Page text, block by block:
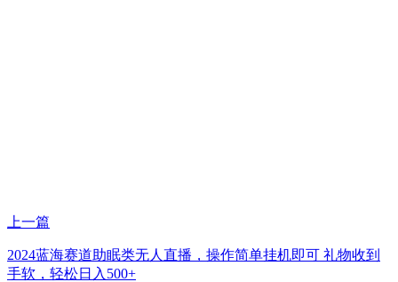
上一篇
2024蓝海赛道助眠类无人直播，操作简单挂机即可 礼物收到
手软，轻松日入500+